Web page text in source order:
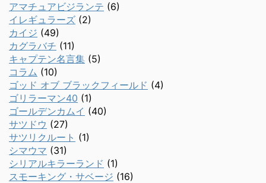
アマチュアビジランテ (6)
イレギュラーズ (2)
カイジ (49)
カグラバチ (11)
キャプテン名言集 (5)
コラム (10)
ゴッド オブ ブラックフィールド (4)
ゴリラーマン40 (1)
ゴールデンカムイ (40)
サツドウ (27)
サツリクルート (1)
シマウマ (31)
シリアルキラーランド (1)
スモーキング・サベージ (16)